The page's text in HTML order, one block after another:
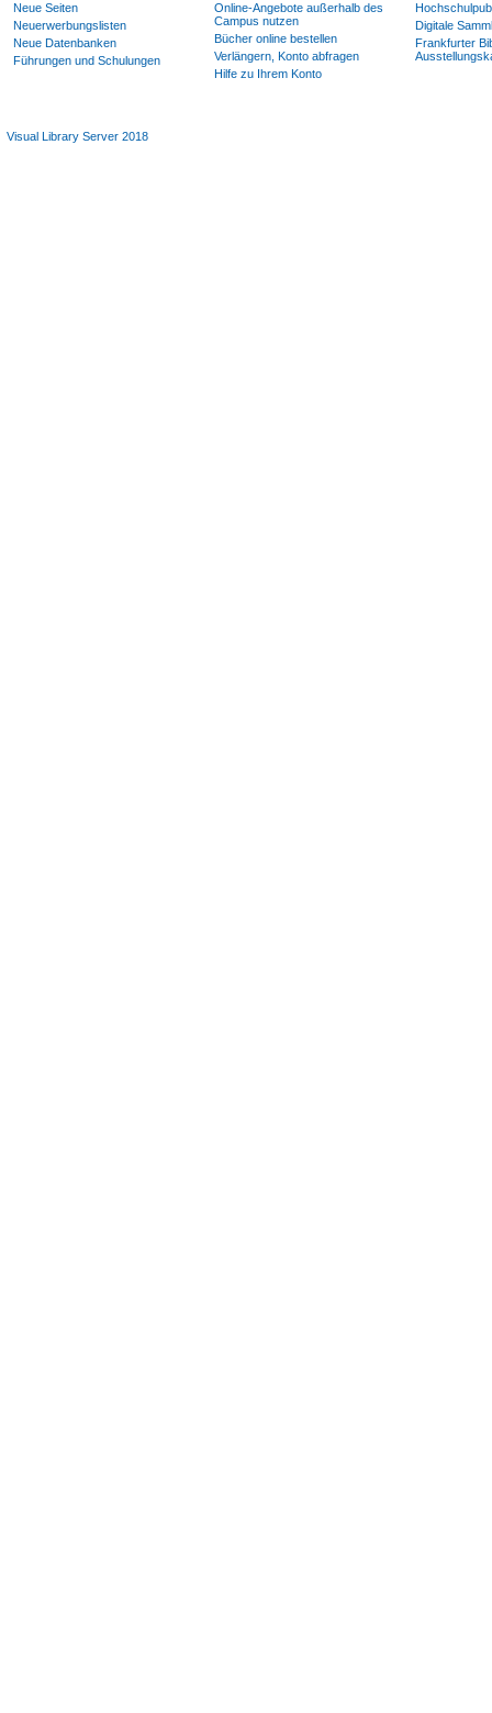
Neue Seiten
Neuerwerbungslisten
Neue Datenbanken
Führungen und Schulungen
Online-Angebote außerhalb des
Campus nutzen
Bücher online bestellen
Verlängern, Konto abfragen
Hilfe zu Ihrem Konto
Digitale
Frankfurter
Visual Library Server 2018